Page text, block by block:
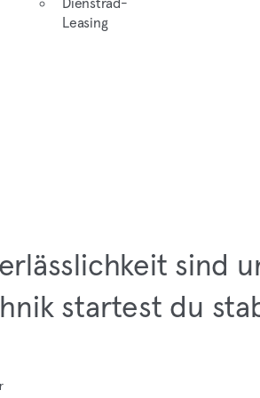
Leasing
sind
startest du